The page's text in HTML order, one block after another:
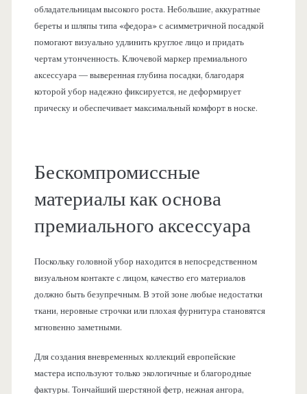
обладательницам высокого роста. Небольшие, аккуратные
береты и шляпы типа «федора» с асимметричной посадкой
помогают визуально удлинить круглое лицо и придать
чертам утонченность. Ключевой маркер премиального
аксессуара — выверенная глубина посадки, благодаря
которой убор надежно фиксируется, не деформирует
прическу и обеспечивает максимальный комфорт в носке.
Бескомпромиссные
материалы как основа
премиального аксессуара
Поскольку головной убор находится в непосредственном
визуальном контакте с лицом, качество его материалов
должно быть безупречным. В этой зоне любые недостатки
ткани, неровные строчки или плохая фурнитура становятся
мгновенно заметными.
Для создания вневременных коллекций европейские
мастера используют только экологичные и благородные
фактуры. Тончайший шерстяной фетр, нежная ангора,